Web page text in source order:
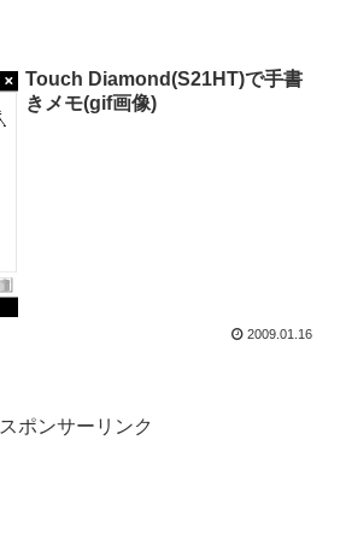
Touch Diamond(S21HT)で手書
きメモ(gif画像)
2009.01.16
スポンサーリンク